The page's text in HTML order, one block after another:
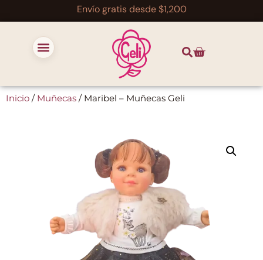
Envío gratis desde $1,200
Inicio / Muñecas / Maribel – Muñecas Geli